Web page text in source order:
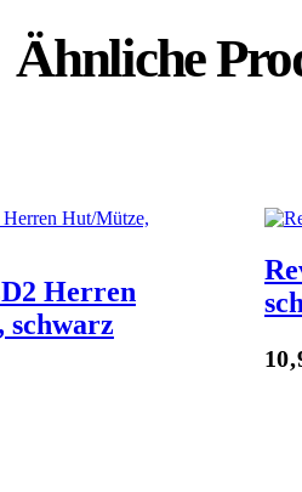
Ähnliche
Herren